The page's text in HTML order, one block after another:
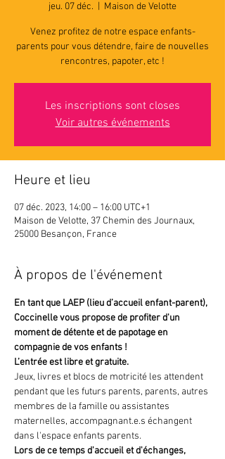
jeu. 07 déc. Maison de Velotte
Venez profitez de notre espace enfants-
parents pour vous détendre, faire de nouvelles
rencontres, papoter, etc !
Les inscriptions sont closes
Voir autres événements
Heure et lieu
07 déc. 2023, 14:00 – 16:00 UTC+1
Maison de Velotte, 37 Chemin des Journaux,
25000 Besançon, France
À propos de l'événement
En tant que LAEP (lieu d’accueil enfant-parent),
Coccinelle vous propose de profiter d'un
moment de détente et de papotage en
compagnie de vos enfants !
L’entrée est libre et gratuite.
Jeux, livres et blocs de motricité les attendent
pendant que les futurs parents, parents, autres
membres de la famille ou assistantes
maternelles, accompagnant.e.s échangent
dans l'espace enfants parents.
Lors de ce temps d'accueil et d'échanges,